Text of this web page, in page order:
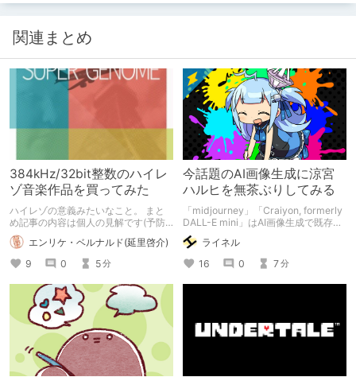
関連まとめ
384kHz/32bit整数のハイレ
ゾ音楽作品を買ってみた
ハイレゾの意義みたいなこと。 まと
め記事の内容は個人の見解です(予防
線)
エンリケ・ベルナルド(延里啓介)
9
0 5分
今話題のAI画像生成に涼宮
ハルヒを無茶ぶりしてみる
「midjourney」「Craiyon, formerly
DALL-E mini」はAI画像生成で既存キ
ャラをどう出力してくれるのか。
ライネル
16
0 7分